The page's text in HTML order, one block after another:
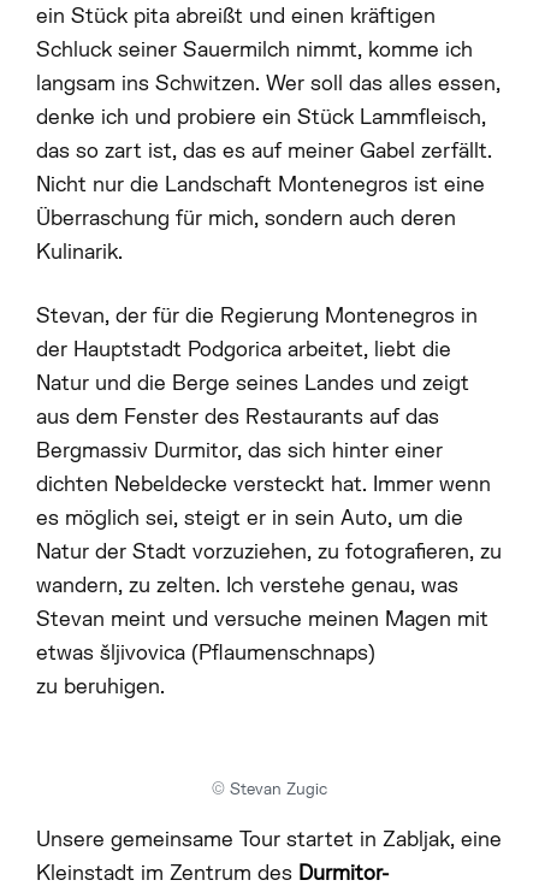
ein Stück pita abreißt und einen kräftigen
Schluck seiner Sauermilch nimmt, komme ich
langsam ins Schwitzen. Wer soll das alles essen,
denke ich und probiere ein Stück Lammfleisch,
das so zart ist, das es auf meiner Gabel zerfällt.
Nicht nur die Landschaft Montenegros ist eine
Überraschung für mich, sondern auch deren
Kulinarik.
Stevan, der für die Regierung Montenegros in
der Hauptstadt Podgorica arbeitet, liebt die
Natur und die Berge seines Landes und zeigt
aus dem Fenster des Restaurants auf das
Bergmassiv Durmitor, das sich hinter einer
dichten Nebeldecke versteckt hat. Immer wenn
es möglich sei, steigt er in sein Auto, um die
Natur der Stadt vorzuziehen, zu fotografieren, zu
wandern, zu zelten. Ich verstehe genau, was
Stevan meint und versuche meinen Magen mit
etwas šljivovica (Pflaumenschnaps)
zu beruhigen.
© Stevan Zugic
Unsere gemeinsame Tour startet in Zabljak, eine
Kleinstadt im Zentrum des Durmitor-